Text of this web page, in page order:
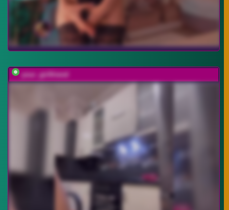
your_girlfriend